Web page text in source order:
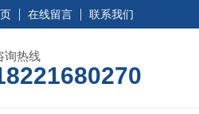
在线留言 联系我们
询热线